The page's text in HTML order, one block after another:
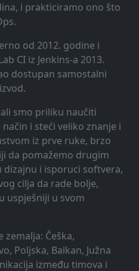
i prakticiramo ono što
od 2012. godine i
CI iz Jenkins-a 2013.
dostupan samostalni
smo priliku naučiti
i steći veliko znanje i
iz prve ruke, brzo
da pomažemo drugim
i isporuci softvera,
cilja da rade bolje,
uspješniji u svom
zemalja: Češka,
Poljska, Balkan, Južna
između timova i